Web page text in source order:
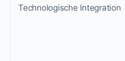
Technologische Integration